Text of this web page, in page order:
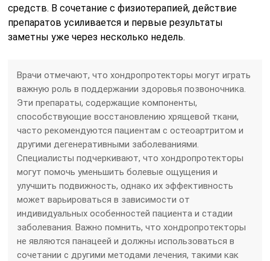
средств. В сочетание с физиотерапией, действие
препаратов усиливается и первые результаты
заметны уже через несколько недель.
Врачи отмечают, что хондропротекторы могут играть
важную роль в поддержании здоровья позвоночника.
Эти препараты, содержащие компоненты,
способствующие восстановлению хрящевой ткани,
часто рекомендуются пациентам с остеоартритом и
другими дегенеративными заболеваниями.
Специалисты подчеркивают, что хондропротекторы
могут помочь уменьшить болевые ощущения и
улучшить подвижность, однако их эффективность
может варьироваться в зависимости от
индивидуальных особенностей пациента и стадии
заболевания. Важно помнить, что хондропротекторы
не являются панацеей и должны использоваться в
сочетании с другими методами лечения, такими как